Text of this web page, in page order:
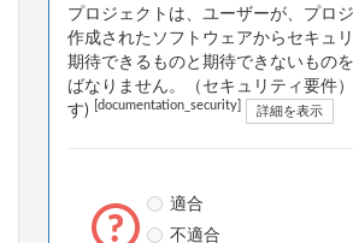
プロジェクトは、ユーザーが、プロ
作成されたソフトウェアからセキュ
期待できるものと期待できないもの
ばなりません。（セキュリティ要件
す)
[documentation_security] 詳細を表示
適合
不適合